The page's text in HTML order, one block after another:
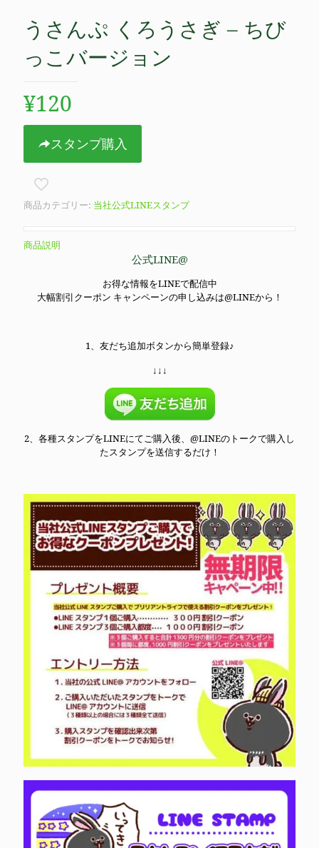
うさんぷ くろうさぎ – ちび
っこバージョン
¥120
スタンプ購入
商品カテゴリー: 当社公式LINEスタンプ
商品説明
公式LINE@
お得な情報をLINEで配信中
大幅割引クーポン キャンペーンの申し込みは@LINEから！
1、友だち追加ボタンから簡単登録♪
↓↓↓
2、各種スタンプをLINEにてご購入後、@LINEのトークで購入し
たスタンプを送信するだけ！